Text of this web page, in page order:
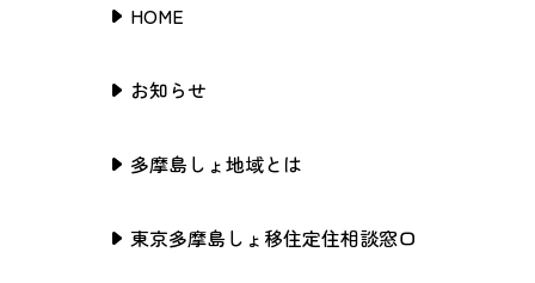
HOME
お知らせ
多摩島しょ地域とは
東京多摩島しょ移住定住相談窓口